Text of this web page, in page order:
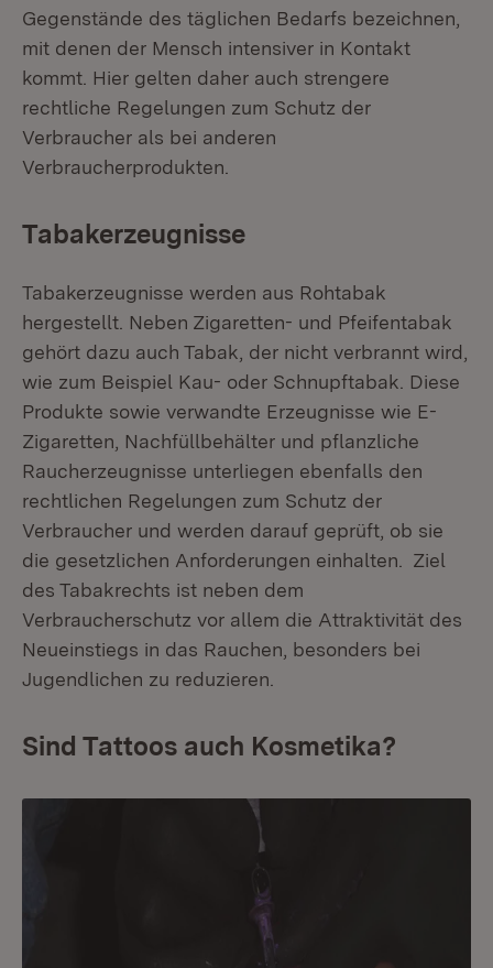
Gegenstände des täglichen Bedarfs bezeichnen,
mit denen der Mensch intensiver in Kontakt
kommt. Hier gelten daher auch strengere
rechtliche Regelungen zum Schutz der
Verbraucher als bei anderen
Verbraucherprodukten.
Tabakerzeugnisse
Tabakerzeugnisse werden aus Rohtabak
hergestellt. Neben Zigaretten- und Pfeifentabak
gehört dazu auch Tabak, der nicht verbrannt wird,
wie zum Beispiel Kau- oder Schnupftabak. Diese
Produkte sowie verwandte Erzeugnisse wie E-
Zigaretten, Nachfüllbehälter und pflanzliche
Raucherzeugnisse unterliegen ebenfalls den
rechtlichen Regelungen zum Schutz der
Verbraucher und werden darauf geprüft, ob sie
die gesetzlichen Anforderungen einhalten. Ziel
des Tabakrechts ist neben dem
Verbraucherschutz vor allem die Attraktivität des
Neueinstiegs in das Rauchen, besonders bei
Jugendlichen zu reduzieren.
Sind Tattoos auch Kosmetika?